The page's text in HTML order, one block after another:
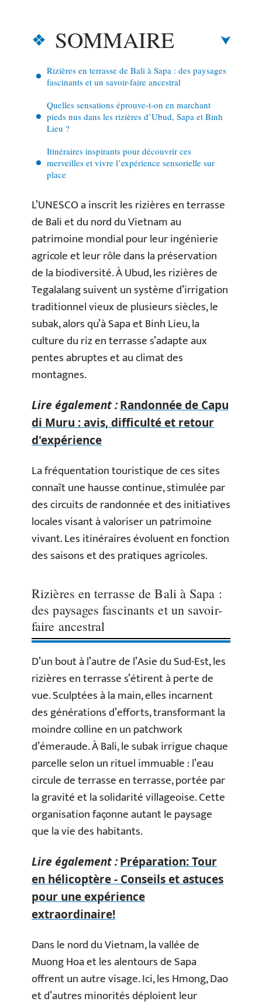
SOMMAIRE
Rizières en terrasse de Bali à Sapa : des paysages
fascinants et un savoir-faire ancestral
Quelles sensations éprouve-t-on en marchant
pieds nus dans les rizières d’Ubud, Sapa et Binh
Lieu ?
Itinéraires inspirants pour découvrir ces
merveilles et vivre l’expérience sensorielle sur
place
L’UNESCO a inscrit les rizières en terrasse
de Bali et du nord du Vietnam au
patrimoine mondial pour leur ingénierie
agricole et leur rôle dans la préservation
de la biodiversité. À Ubud, les rizières de
Tegalalang suivent un système d’irrigation
traditionnel vieux de plusieurs siècles, le
subak, alors qu’à Sapa et Binh Lieu, la
culture du riz en terrasse s’adapte aux
pentes abruptes et au climat des
montagnes.
Lire également :Randonnée de Capu
di Muru : avis, difficulté et retour
d'expérience
La fréquentation touristique de ces sites
connaît une hausse continue, stimulée par
des circuits de randonnée et des initiatives
locales visant à valoriser un patrimoine
vivant. Les itinéraires évoluent en fonction
des saisons et des pratiques agricoles.
Rizières en terrasse de Bali à Sapa :
des paysages fascinants et un savoir-
faire ancestral
D’un bout à l’autre de l’Asie du Sud-Est, les
rizières en terrasse s’étirent à perte de
vue. Sculptées à la main, elles incarnent
des générations d’efforts, transformant la
moindre colline en un patchwork
d’émeraude. À Bali, le subak irrigue chaque
parcelle selon un rituel immuable : l’eau
circule de terrasse en terrasse, portée par
la gravité et la solidarité villageoise. Cette
organisation façonne autant le paysage
que la vie des habitants.
Lire également :Préparation: Tour
en hélicoptère - Conseils et astuces
pour une expérience
extraordinaire!
Dans le nord du Vietnam, la vallée de
Muong Hoa et les alentours de Sapa
offrent un autre visage. Ici, les Hmong, Dao
et d’autres minorités déploient leur